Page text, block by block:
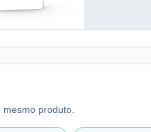
produto.